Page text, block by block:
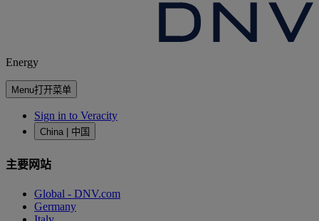
Energy
Menu打开菜单
Sign in to Veracity
China | 中国
主要网站
Global - DNV.com
Germany